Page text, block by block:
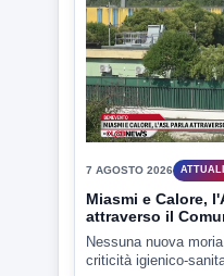
7 AGOSTO 2026
Miasmi e Calore,
attraverso il
Nessuna nuova
criticità igienico-